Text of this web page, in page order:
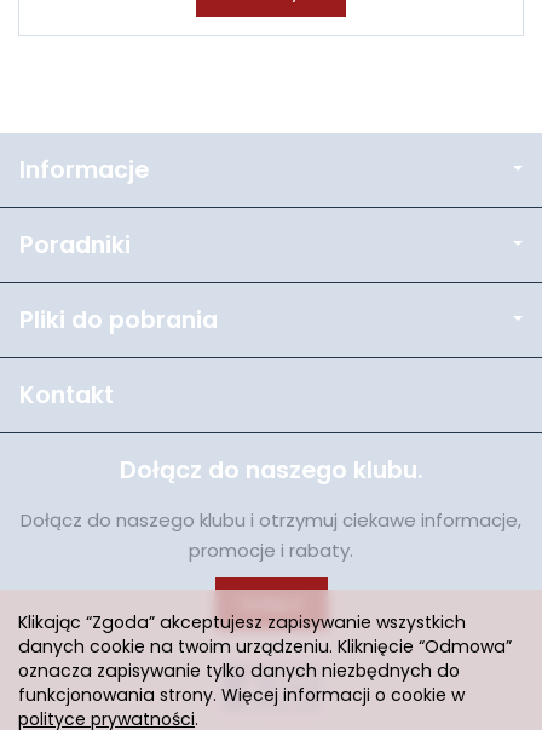
Informacje
Poradniki
Pliki do pobrania
Kontakt
Dołącz do naszego klubu.
Dołącz do naszego klubu i otrzymuj ciekawe informacje,
promocje i rabaty.
Klikając “Zgoda” akceptujesz zapisywanie wszystkich
danych cookie na twoim urządzeniu. Kliknięcie “Odmowa”
oznacza zapisywanie tylko danych niezbędnych do
funkcjonowania strony. Więcej informacji o cookie w
polityce prywatności.